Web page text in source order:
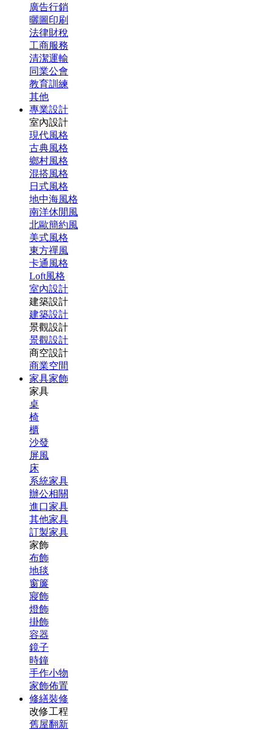
廣告行銷
曬圖印刷
法律財稅
工商服務
清潔運輸
同業公會
教育訓練
其他
專業設計
室內設計
現代風格
古典風格
鄉村風格
混搭風格
日式風格
地中海風格
南洋休閒風
北歐簡約風
美式風格
東方禪風
卡通風格
Loft風格
室內設計
建築設計
建築設計
景觀設計
景觀設計
商空設計
商業空間
家具家飾
家具
桌
椅
櫃
沙發
屏風
床
系統家具
辦公相關
進口家具
其他家具
訂製家具
家飾
布飾
地毯
窗簾
寢飾
燈飾
掛飾
容器
鏡子
時鐘
手作小物
家飾佈置
修繕裝修
改修工程
舊屋翻新